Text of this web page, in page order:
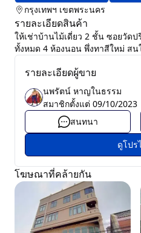
กรุงเทพฯ เขตพระนคร
รายละเอียดสินค้า
ให้เช่าบ้านไม้เดี่ยว 2 ชั้น ซอยวัด
ทั้งหมด 4 ห้องนอน พึ่งทาสีใหม่ สน
รายละเอียดผู้ขาย
นพรัตน์ หาญในธรรม
สมาชิกตั้งแต่ 09/10/2023
สนทนา
ดูโปร
โฆษณาที่คล้ายกัน